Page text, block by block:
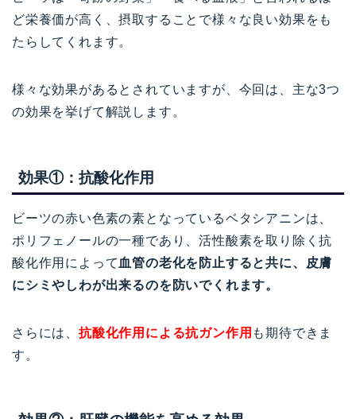
ど栄養価が高く、摂取することで様々な良い効果をも
たらしてくれます。
様々な効果があるとされていますが、今回は、主な3つ
の効果を挙げて解説します。
効果①：抗酸化作用
ビーツの赤い色素の素となっているベタシアニンは、
ポリフェノールの一種であり、活性酸素を取り除く抗
酸化作用によって 血管の老化を防止すると共に、皮膚
にシミやしわが出来るのを防いでくれます。
さらには、 抗酸化作用による抗ガン作用 も期待できま
す。